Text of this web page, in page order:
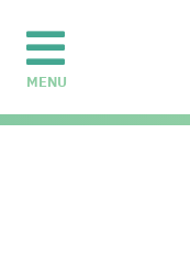
MENU